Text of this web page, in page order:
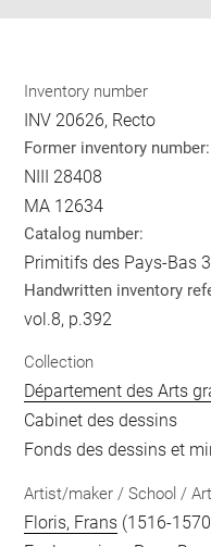
Inventory number
INV 20626, Recto
Former inventory number:
NIII 28408
MA 12634
Catalog number:
Primitifs des Pays-Bas
Handwritten inventory
vol.8, p.392
Collection
Département des Arts
Cabinet des dessins
Fonds des dessins et
Artist/maker / School /
Floris, Frans (1516-